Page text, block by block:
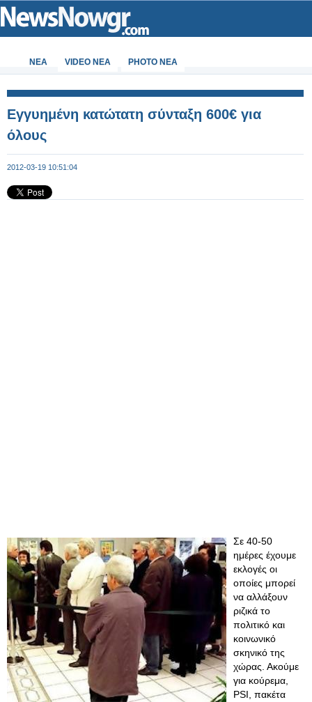
ΝΕΑ VIDEO NEA PHOTO NEA
Εγγυημένη κατώτατη σύνταξη 600€ για
όλους
2012-03-19 10:51:04
Σε 40-50
ημέρες έχουμε
εκλογές οι
οποίες μπορεί
να αλλάξουν
ριζικά το
πολιτικό και
κοινωνικό
σκηνικό της
χώρας. Ακούμε
για κούρεμα,
PSI, πακέτα